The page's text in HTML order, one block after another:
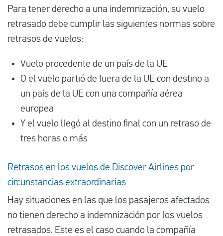
Para tener derecho a una indemnización, su vuelo
retrasado debe cumplir las siguientes normas sobre
retrasos de vuelos:
Vuelo procedente de un país de la UE
O el vuelo partió de fuera de la UE con destino a
un país de la UE con una compañía aérea
europea
Y el vuelo llegó al destino final con un retraso de
tres horas o más
Retrasos en los vuelos de Discover Airlines por
circunstancias extraordinarias
Hay situaciones en las que los pasajeros afectados
no tienen derecho a indemnización por los vuelos
retrasados. Este es el caso cuando la compañía